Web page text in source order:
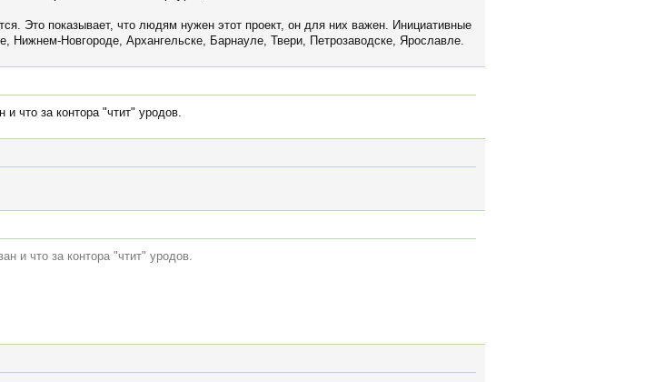
Это показывает, что людям нужен этот проект, он для них важен. Инициативные
Нижнем-Новгороде, Архангельске, Барнауле, Твери, Петрозаводске, Ярославле.
что за контора "чтит" уродов.
и что за контора "чтит" уродов.